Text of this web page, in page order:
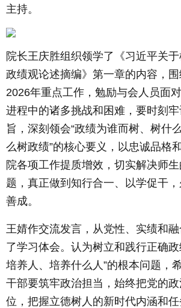
主持。
院长王庆胜组织领学了《习近平关
政绩观论述摘编》第一章的内容，
2026年重点工作，勉励与会人员面
进程中的诸多挑战和困难，要时刻
旨，深刻领会“政绩为谁而树、树什
么树政绩”的核心要义，以忠诚品格
院各项工作提质增效，切实解决师
题，真正做到知行合一、以学促干
善成。
王婧作交流发言，从党性、实绩和
了学习体会。认为树立和践行正确
培养人、培养什么人”的根本问题，
干部要筑牢政治担当，始终把党的
位，把握立德树人的新时代内涵和